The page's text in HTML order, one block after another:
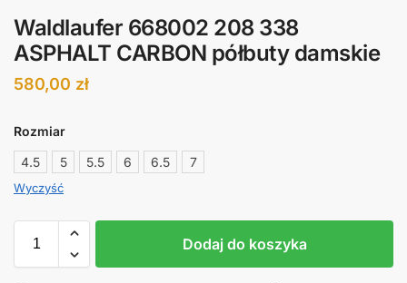
Waldlaufer 668002 208 338
ASPHALT CARBON półbuty damskie
580,00 zł
Rozmiar
4.5
5 5.5 6 6.5 7
Wyczyść
Dodaj do koszyka